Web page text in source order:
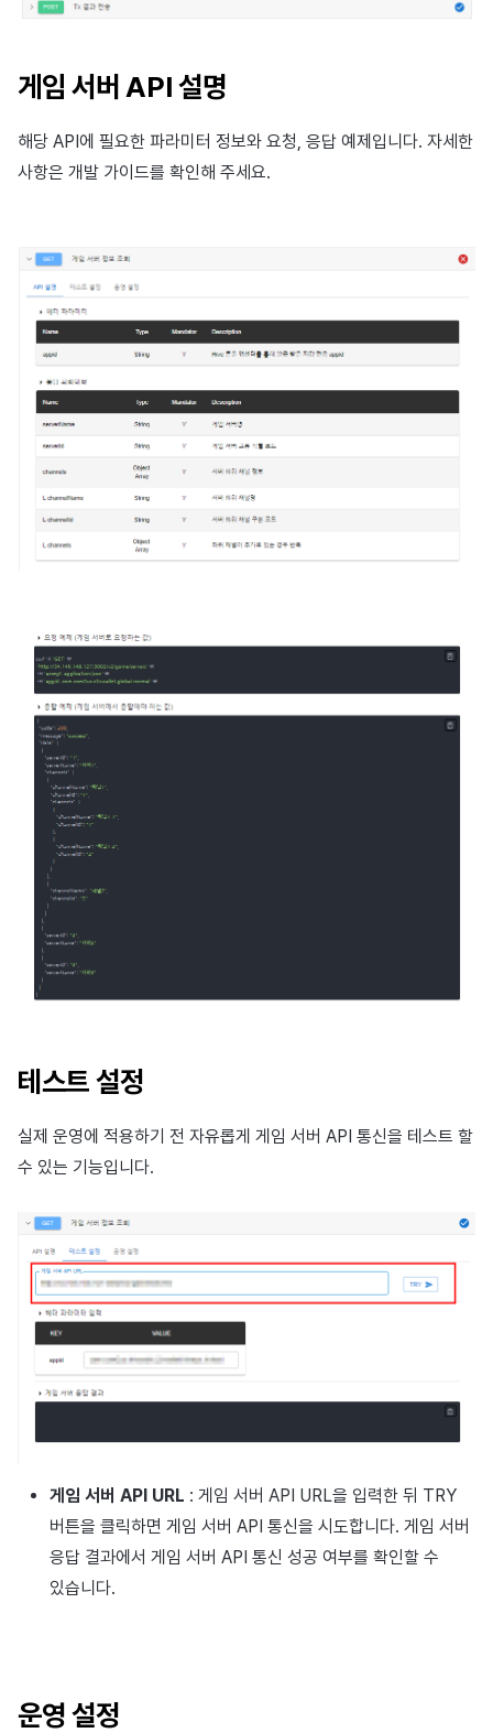
게임 서버 API 설명
해당 API에 필요한 파라미터 정보와 요청, 응답 예제입니다. 자세한
사항은 개발 가이드를 확인해 주세요.
테스트 설정
실제 운영에 적용하기 전 자유롭게 게임 서버 API 통신을 테스트 할
수 있는 기능입니다.
게임 서버 API URL : 게임 서버 API URL을 입력한 뒤 TRY
버튼을 클릭하면 게임 서버 API 통신을 시도합니다. 게임 서버
응답 결과에서 게임 서버 API 통신 성공 여부를 확인할 수
있습니다.
운영 설정